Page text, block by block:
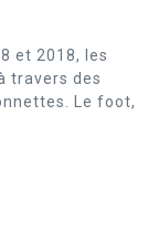
et 2018, les
travers des
Le foot,